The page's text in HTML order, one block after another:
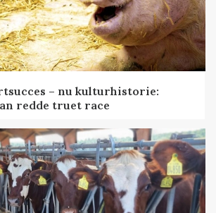
– nu kulturhistorie:
redde truet race